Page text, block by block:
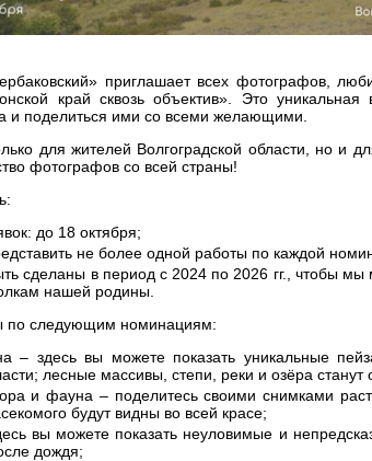
приглашает всех фотографов,
край сквозь объектив». Это
и поделиться ими со всеми желающими.
для жителей Волгоградской области, но и
фотографов со всей страны!
до 18 октября;
не более одной работы по каждой
сделаны в период с 2024 по 2026 гг., чтобы мы
нашей родины.
по следующим номинациям:
– здесь вы можете показать уникальные
лесные массивы, степи, реки и озёра
и фауна – поделитесь своими снимками
будут видны во всей красе;
вы можете показать неуловимые и
дождя;